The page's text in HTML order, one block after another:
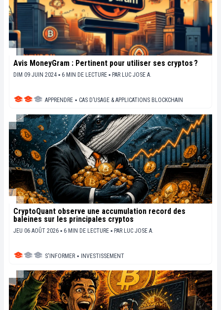
Avis MoneyGram : Pertinent pour utiliser ses cryptos ?
DIM 09 JUIN 2024 ▪ 6 MIN DE LECTURE ▪ PAR LUC JOSE A.
APPRENDRE ▪ CAS D’USAGE & APPLICATIONS BLOCKCHAIN
CryptoQuant observe une accumulation record des
baleines sur les principales cryptos
JEU 06 AOÛT 2026 ▪ 6 MIN DE LECTURE ▪ PAR LUC JOSE A.
S'INFORMER ▪ INVESTISSEMENT